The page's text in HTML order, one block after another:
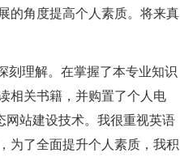
的角度提高个人素质。将来真
刻理解。在掌握了本专业知识
相关书籍，并购置了个人电
网站建设技术。我很重视英语
为了全面提升个人素质，我积